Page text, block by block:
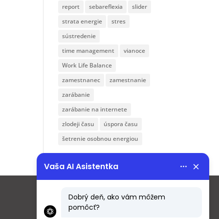
report
sebareflexia
slider
strata energie
stres
sústredenie
time management
vianoce
Work Life Balance
zamestnanec
zamestnanie
zarábanie
zarábanie na internete
zlodeji času
úspora času
šetrenie osobnou energiou
Menu